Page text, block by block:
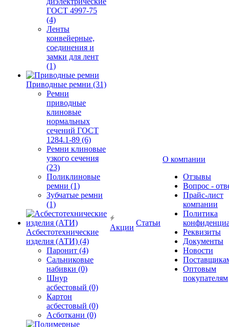
ГОСТ 4997-75
(4)
Ленты
конвейерные,
соединения и
замки для лент
(1)
Приводные ремни (31)
Ремни
приводные
клиновые
нормальных
сечений ГОСТ
1284.1-89 (6)
Ремни клиновые
узкого сечения
(23)
Поликлиновые
ремни (1)
Зубчатые ремни
(1)
Асбестотехнические
изделия (АТИ) (4)
Паронит (4)
Сальниковые
набивки (0)
Шнур
асбестовый (0)
Картон
асбестовый (0)
Асботкани (0)
Акции
Статьи
О компании
Отзывы
Вопрос -
Прайс-лист
компании
Политика
Реквизиты
Документы
Новости
Оптовым
покупателям